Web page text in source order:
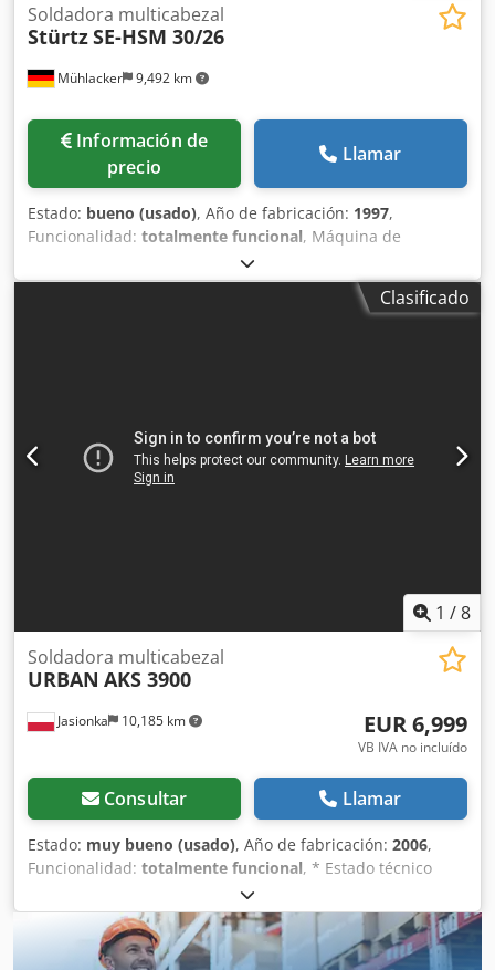
Mühlacker 9,492 km
Soldadora multicabezal
StürtzSE-HSM 30/26
Información de
precio
Llamar
Estado: bueno (usado), Año de fabricación: 1997,
Funcionalidad: totalmente funcional, Máquina de
soldadura horizontal de 4 cabezales Stürtz, para la
soldadura de elementos de plástico. Dimensiones de
soldadura: 2600 x 3000 mm. Limitación del avance de los
Clasificado
1 /8
Jasionka 10,185 km
Soldadora multicabezal
URBAN AKS 3900
EUR 6,999
VB IVA no incluído
Consultar Llamar
Estado: muy bueno (usado), Año de fabricación: 2006,
Funcionalidad: totalmente funcional, * Estado técnico
impecable, listo para funcionar tras un servicio completo
realizado * Limitación del cordón de soldadura: 0,2–2,0
mm * Longitud máxima de soldadura: 2.600 mm * Brazos
de apoyo * Control PLC Dcsdpfxjyu R Els Ai Ijk